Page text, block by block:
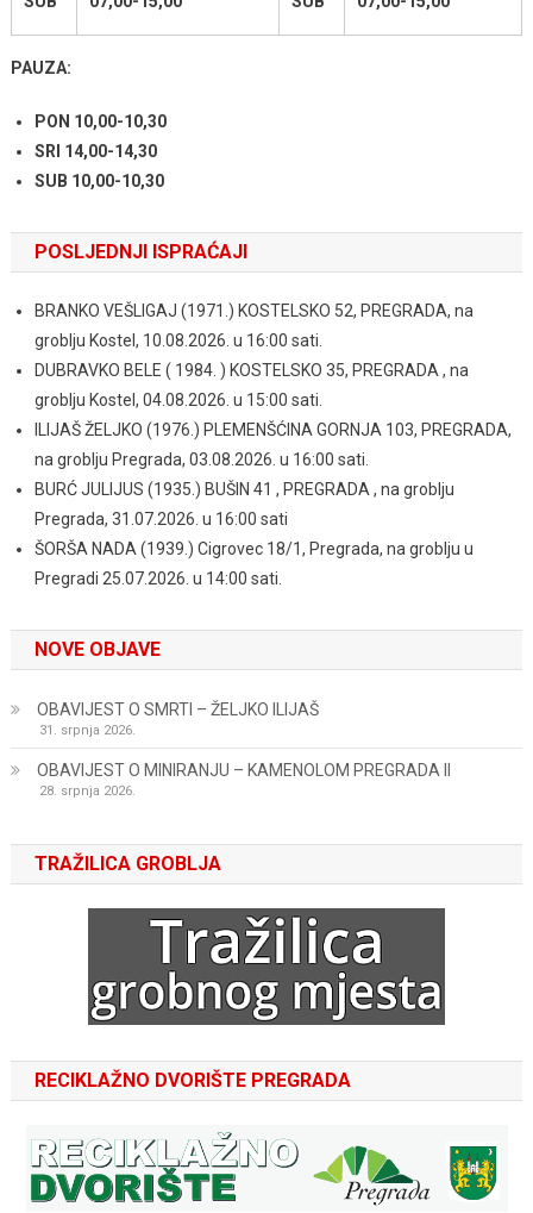
PAUZA:
PON 10,00-10,30
SRI 14,00-14,30
SUB 10,00-10,30
POSLJEDNJI ISPRAĆAJI
BRANKO VEŠLIGAJ (1971.) KOSTELSKO 52, PREGRADA, na
groblju Kostel, 10.08.2026. u 16:00 sati.
DUBRAVKO BELE ( 1984. ) KOSTELSKO 35, PREGRADA , na
groblju Kostel, 04.08.2026. u 15:00 sati.
ILIJAŠ ŽELJKO (1976.) PLEMENŠĆINA GORNJA 103, PREGRADA,
na groblju Pregrada, 03.08.2026. u 16:00 sati.
BURĆ JULIJUS (1935.) BUŠIN 41 , PREGRADA , na groblju
Pregrada, 31.07.2026. u 16:00 sati
ŠORŠA NADA (1939.) Cigrovec 18/1, Pregrada, na groblju u
Pregradi 25.07.2026. u 14:00 sati.
NOVE OBJAVE
OBAVIJEST O SMRTI – ŽELJKO ILIJAŠ
31. srpnja 2026.
OBAVIJEST O MINIRANJU – KAMENOLOM PREGRADA II
28. srpnja 2026.
TRAŽILICA GROBLJA
RECIKLAŽNO DVORIŠTE PREGRADA